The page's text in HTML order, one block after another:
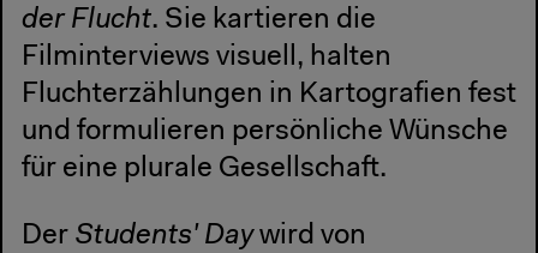
der Flucht. Sie kartieren die
Filminterviews visuell, halten
Fluchterzählungen in Kartografien fest
und formulieren persönliche Wünsche
für eine plurale Gesellschaft.
Der Students' Daywird von